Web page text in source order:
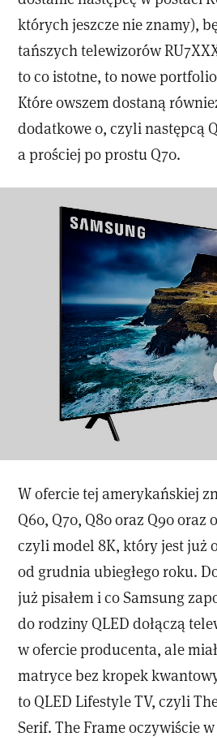
których jeszcze nie znamy),
tańszych telewizorów
to co istotne, to nowe
Które owszem dostaną
dodatkowe 0, czyli następcą
a prościej po prostu Q70.
W ofercie tej amerykańskiej
Q60, Q70, Q80 oraz Q90 oraz
czyli model 8K, który jest już
od grudnia ubiegłego roku.
już pisałem i co Samsung
do rodziny QLED dołączą
w ofercie producenta, ale
matryce bez kropek
to QLED Lifestyle TV, czyli
Serif. The Frame oczywiście